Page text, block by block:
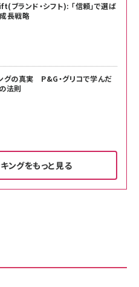
ランド・シフト): 「信頼」で選ば
長戦略
グの真実 P&G・グリコで学んだ
法則
ングをもっと見る
メーカー保証5年 KLMEA128G
メーカー保証5年 KLMEA128G